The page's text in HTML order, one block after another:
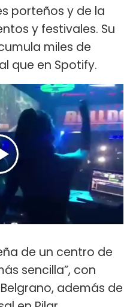
porteños y de la
y festivales. Su
miles de
que en Spotify.
de un centro de
sencilla”, con
además de